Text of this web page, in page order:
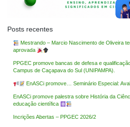
Posts recentes
Mestrando – Marcio Nascimento de Oliveira
aprovada
PPGEC promove bancas de defesa e
Campus de Caçapava do Sul (UNIPAMPA).
EnASCi promove… Seminário Especial:
EnASCi promove palestra sobre História da
educação científica
Incrições Abertas – PPGEC 2026/2